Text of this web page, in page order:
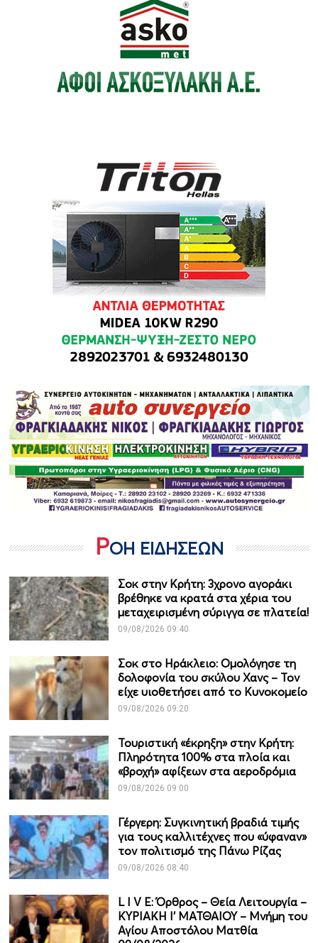
ΡΟΗ ΕΙΔΗΣΕΩΝ
Σοκ στην Κρήτη: 3χρονο αγοράκι
βρέθηκε να κρατά στα χέρια του
μεταχειρισμένη σύριγγα σε πλατεία!
09/08/2026 09:40
Σοκ στο Ηράκλειο: Ομολόγησε τη
δολοφονία του σκύλου Χανς – Τον
είχε υιοθετήσει από το Κυνοκομείο
09/08/2026 09:20
Τουριστική «έκρηξη» στην Κρήτη:
Πληρότητα 100% στα πλοία και
«βροχή» αφίξεων στα αεροδρόμια
09/08/2026 09:00
Γέργερη: Συγκινητική βραδιά τιμής
για τους καλλιτέχνες που «ύφαναν»
τον πολιτισμό της Πάνω Ρίζας
09/08/2026 08:40
L I V E: Όρθρος – Θεία Λειτουργία –
ΚΥΡΙΑΚΗ Ι' ΜΑΤΘΑΙΟΥ – Μνήμη του
Αγίου Αποστόλου Ματθία